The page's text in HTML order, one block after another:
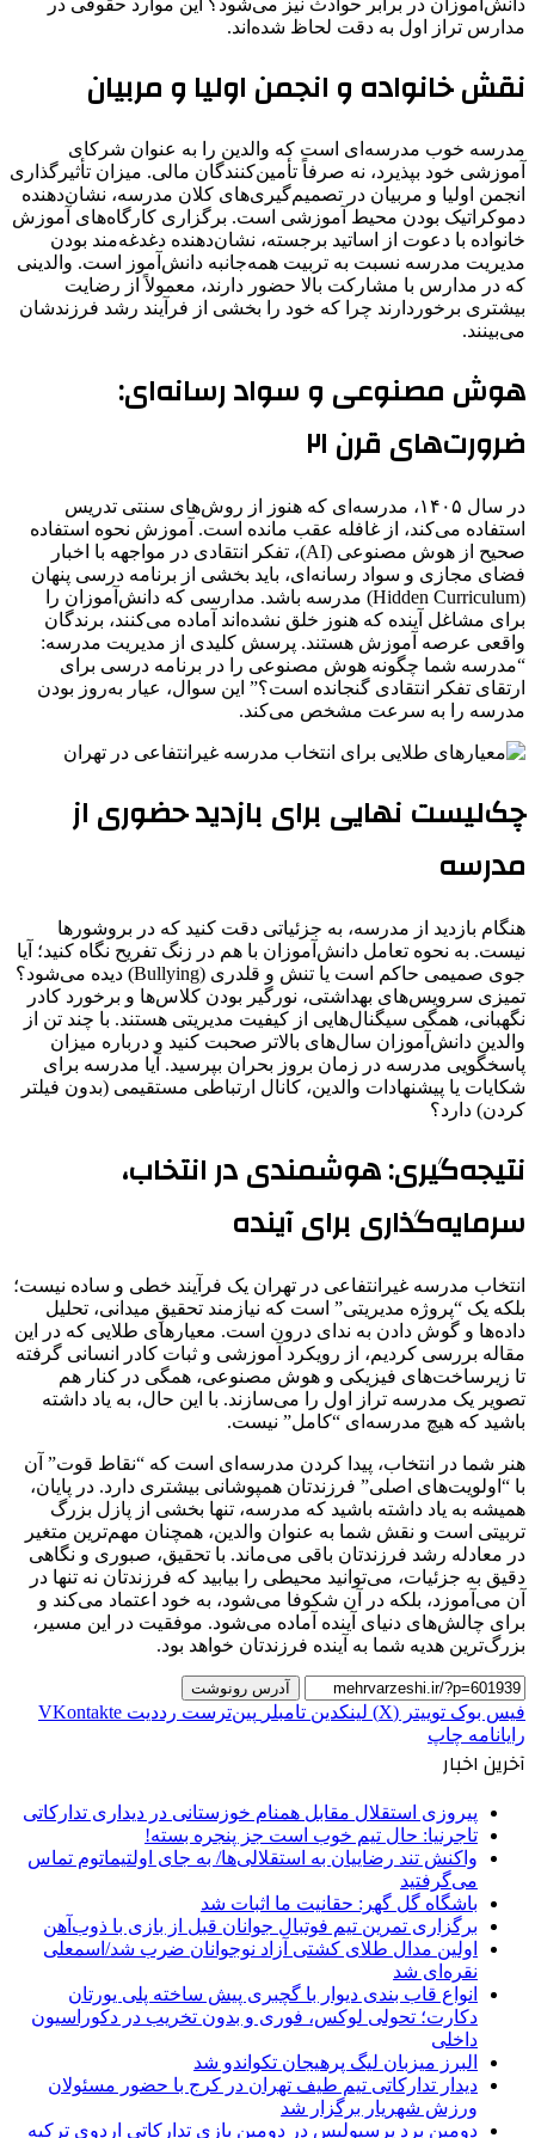
مدارس تراز اول به دقت لحاظ شده‌اند.
نقش خانواده و انجمن اولیا و مربیان
مدرسه خوب مدرسه‌ای است که والدین را به عنوان شرکای
آموزشی خود بپذیرد، نه صرفاً تأمین‌کنندگان مالی. میزان تأثیرگذاری
انجمن اولیا و مربیان در تصمیم‌گیری‌های کلان مدرسه، نشان‌دهنده
دموکراتیک بودن محیط آموزشی است. برگزاری کارگاه‌های آموزش
خانواده با دعوت از اساتید برجسته، نشان‌دهنده دغدغه‌مند بودن
مدیریت مدرسه نسبت به تربیت همه‌جانبه دانش‌آموز است. والدینی
که در مدارس با مشارکت بالا حضور دارند، معمولاً از رضایت
بیشتری برخوردارند چرا که خود را بخشی از فرآیند رشد فرزندشان
می‌بینند.
هوش مصنوعی و سواد رسانه‌ای:
ضرورت‌های قرن ۲۱
در سال ۱۴۰۵، مدرسه‌ای که هنوز از روش‌های سنتی تدریس
استفاده می‌کند، از غافله عقب مانده است. آموزش نحوه استفاده
صحیح از هوش مصنوعی (AI)، تفکر انتقادی در مواجهه با اخبار
فضای مجازی و سواد رسانه‌ای، باید بخشی از برنامه درسی پنهان
(Hidden Curriculum) مدرسه باشد. مدارسی که دانش‌آموزان را
برای مشاغل آینده که هنوز خلق نشده‌اند آماده می‌کنند، برندگان
واقعی عرصه آموزش هستند. پرسش کلیدی از مدیریت مدرسه:
“مدرسه شما چگونه هوش مصنوعی را در برنامه درسی برای
ارتقای تفکر انتقادی گنجانده است؟” این سوال، عیار به‌روز بودن
مدرسه را به سرعت مشخص می‌کند.
چک‌لیست نهایی برای بازدید حضوری از
مدرسه
هنگام بازدید از مدرسه، به جزئیاتی دقت کنید که در بروشورها
نیست. به نحوه تعامل دانش‌آموزان با هم در زنگ تفریح نگاه کنید؛ آیا
جوی صمیمی حاکم است یا تنش و قلدری (Bullying) دیده می‌شود؟
تمیزی سرویس‌های بهداشتی، نورگیر بودن کلاس‌ها و برخورد کادر
نگهبانی، همگی سیگنال‌هایی از کیفیت مدیریتی هستند. با چند تن از
والدین دانش‌آموزان سال‌های بالاتر صحبت کنید و درباره میزان
پاسخگویی مدرسه در زمان بروز بحران بپرسید. آیا مدرسه برای
شکایات یا پیشنهادات والدین، کانال ارتباطی مستقیمی (بدون فیلتر
کردن) دارد؟
نتیجه‌گیری: هوشمندی در انتخاب،
سرمایه‌گذاری برای آینده
انتخاب مدرسه غیرانتفاعی در تهران یک فرآیند خطی و ساده نیست؛
بلکه یک “پروژه مدیریتی” است که نیازمند تحقیقِ میدانی، تحلیل
داده‌ها و گوش دادن به ندای درون است. معیارهای طلایی که در این
مقاله بررسی کردیم، از رویکرد آموزشی و ثبات کادر انسانی گرفته
تا زیرساخت‌های فیزیکی و هوش مصنوعی، همگی در کنار هم
تصویر یک مدرسه تراز اول را می‌سازند. با این حال، به یاد داشته
باشید که هیچ مدرسه‌ای “کامل” نیست.
هنر شما در انتخاب، پیدا کردن مدرسه‌ای است که “نقاط قوت” آن
با “اولویت‌های اصلی” فرزندتان همپوشانی بیشتری دارد. در پایان،
همیشه به یاد داشته باشید که مدرسه، تنها بخشی از پازل بزرگ
تربیتی است و نقش شما به عنوان والدین، همچنان مهم‌ترین متغیر
در معادله رشد فرزندتان باقی می‌ماند. با تحقیق، صبوری و نگاهی
دقیق به جزئیات، می‌توانید محیطی را بیابید که فرزندتان نه تنها در
آن می‌آموزد، بلکه در آن شکوفا می‌شود، به خود اعتماد می‌کند و
برای چالش‌های دنیای آینده آماده می‌شود. موفقیت در این مسیر،
بزرگ‌ترین هدیه شما به آینده فرزندتان خواهد بود.
آدرس رونوشت
فیس بوک توییتر (X) لینکدین ‫تامبلر ‫پین‌ترست ‫رددیت ‫VKontakte
رایانامه چاپ
آخرین اخبار
پیروزی استقلال مقابل همنام خوزستانی در دیداری تدارکاتی
تاجرنیا: حال تیم خوب است جز پنجره بسته!
واکنش تند رضاییان به استقلالی‌ها/ به جای اولتیماتوم تماس
می‌گرفتید
باشگاه گل گهر: حقانیت ما اثبات شد
برگزاری تمرین تیم فوتبال جوانان قبل از بازی با ذوب‌آهن
اولین مدال طلای کشتی آزاد نوجوانان ضرب شد/اسمعلی
نقره‌ای شد
انواع قاب بندی دیوار با گچبری پیش ساخته پلی یورتان
دکارت؛ تحولی لوکس، فوری و بدون تخریب در دکوراسیون
داخلی
البرز میزبان لیگ پرهیجان تکواندو شد
دیدار تدارکاتی تیم طیف تهران در کرج با حضور مسئولان
ورزش شهریار برگزار شد
دومین برد پرسپولیس در دومین بازی تدارکاتی اردوی ترکیه